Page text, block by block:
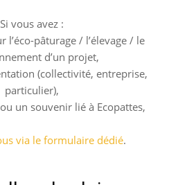
Si vous avez :
l’éco-pâturage / l’élevage / le
d’un projet,
(collectivité, entreprise,
particulier),
un souvenir lié à Ecopattes,
via le formulaire dédié.